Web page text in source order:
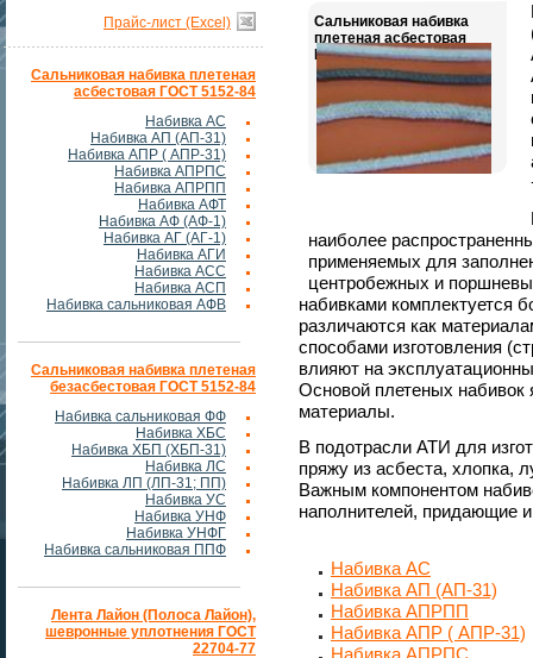
Прайс-лист (Excel)
Сальниковая набивка плетеная
асбестовая ГОСТ 5152-84
Набивка АС
Набивка АП (АП-31)
Набивка АПР ( АПР-31)
Набивка АПРПС
Набивка АПРПП
Набивка АФТ
Набивка АФ (АФ-1)
Набивка АГ (АГ-1)
Набивка АГИ
Набивка АСС
Набивка АСП
Набивка сальниковая АФВ
Сальниковая набивка плетеная
безасбестовая ГОСТ 5152-84
Набивка сальниковая ФФ
Набивка ХБС
Набивка ХБП (ХБП-31)
Набивка ЛС
Набивка ЛП (ЛП-31; ПП)
Набивка УС
Набивка УНФ
Набивка УНФГ
Набивка сальниковая ППФ
Лента Лайон (Полоса Лайон),
шевронные уплотнения ГОСТ
22704-77
Сальниковая набивка
плетеная асбестовая
ГОСТ 5152-84
наиболее
применяемых для
центробежных и
набивками комплектуется
различаются как
способами изготовления
влияют на
Основой плетеных
материалы.
В подотрасли АТИ для
пряжу из асбеста, хлопка,
Важным компонентом
наполнителей, придающие
Набивка АС
Набивка АП (АП-31)
Набивка АПРПП
Набивка АПР ( АПР-31)
Набивка АПРПС